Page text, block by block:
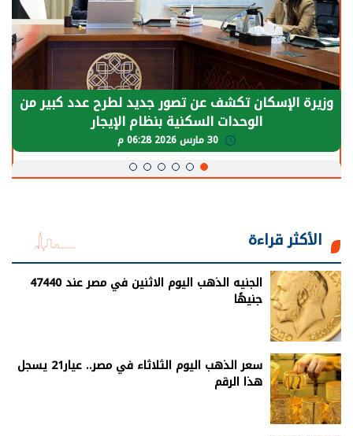
وزيرة الإسكان تكشف عن تصور جديد لطرح عدد كبير من
الوحدات السكنية بنظام الإيجار
الأكثر قراءة
الجنيه الذهب اليوم الاثنين في مصر عند 47440
جنيهًا
سعر الذهب اليوم الثلاثاء في مصر.. عيار21 يسجل
هذا الرقم